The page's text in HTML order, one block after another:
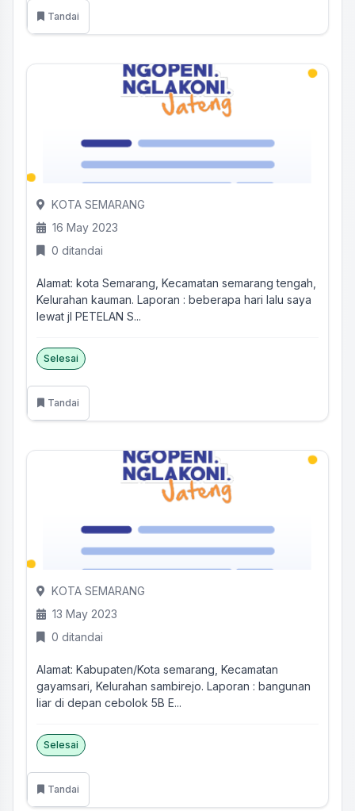
Tandai
KOTA SEMARANG
16 May 2023
0 ditandai
Alamat: kota Semarang, Kecamatan semarang tengah,
Kelurahan kauman. Laporan : beberapa hari lalu saya
lewat jl PETELAN S...
Selesai
Tandai
KOTA SEMARANG
13 May 2023
0 ditandai
Alamat: Kabupaten/Kota semarang, Kecamatan
gayamsari, Kelurahan sambirejo. Laporan : bangunan
liar di depan cebolok 5B E...
Selesai
Tandai